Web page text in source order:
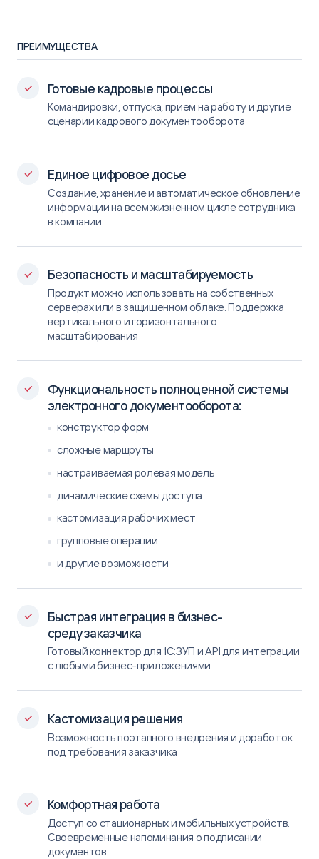
ПРЕИМУЩЕСТВА
Готовые кадровые процессы
Командировки, отпуска, прием на работу и другие
сценарии кадрового документооборота
Единое цифровое досье
Создание, хранение и автоматическое обновление
информации на всем жизненном цикле сотрудника
в компании
Безопасность и масштабируемость
Продукт можно использовать на собственных
серверах или в защищенном облаке. Поддержка
вертикального и горизонтального
масштабирования
Функциональность полноценной системы
электронного документооборота:
конструктор форм
сложные маршруты
настраиваемая ролевая модель
динамические схемы доступа
кастомизация рабочих мест
групповые операции
и другие возможности
Быстрая интеграция в бизнес-
среду заказчика
Готовый коннектор для 1С:ЗУП и API для интеграции
с любыми бизнес-приложениями
Кастомизация решения
Возможность поэтапного внедрения и доработок
под требования заказчика
Комфортная работа
Доступ со стационарных и мобильных устройств.
Своевременные напоминания о подписании
документов